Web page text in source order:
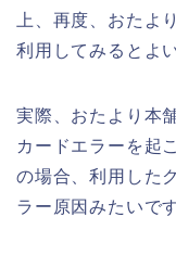
上、再度、おたよ
利用してみるとよ
実際、おたより本
カードエラーを起
の場合、利用した
ラー原因みたいで